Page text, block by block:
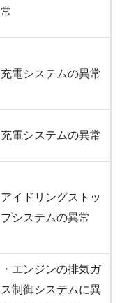
常
充電システムの異常
充電システムの異常
アイドリングストッ
プシステムの異常
・エンジンの排気ガ
ス制御システムに異